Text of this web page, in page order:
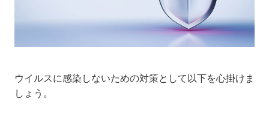
ウイルスに感染しないための対策として以下を心掛けま
しょう。